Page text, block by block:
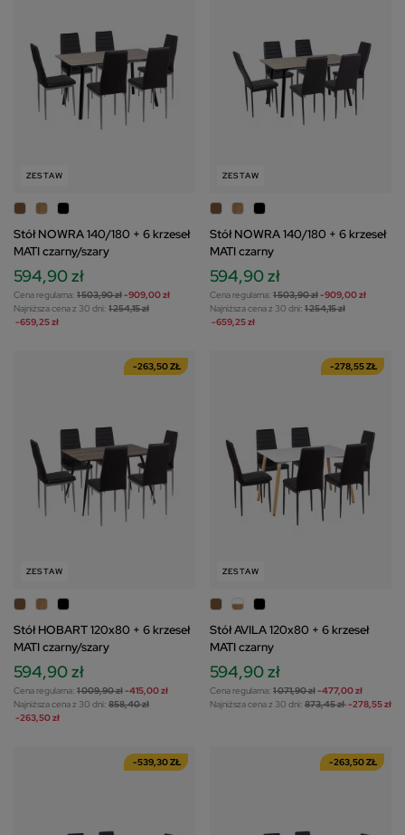
ZESTAW
Stół NOWRA 140/180 + 6 krzeseł
MATI czarny/szary
594,90 zł
Cena regularna: 1 503,90 zł-909,00 zł
Najniższa cena z 30 dni: 1 254,15 zł
-659,25 zł
ZESTAW
Stół NOWRA 140/180 + 6 krzeseł
MATI czarny
594,90 zł
Cena regularna: 1 503,90 zł-909,00 zł
Najniższa cena z 30 dni: 1 254,15 zł
-659,25 zł
-263,50 ZŁ
ZESTAW
Stół HOBART 120x80 + 6 krzeseł
MATI czarny/szary
594,90 zł
Cena regularna: 1 009,90 zł-415,00 zł
Najniższa cena z 30 dni: 858,40 zł
-263,50 zł
-278,55 ZŁ
ZESTAW
Stół AVILA 120x80 + 6 krzeseł
MATI czarny
594,90 zł
Cena regularna: 1 071,90 zł-477,00 zł
Najniższa cena z 30 dni: 873,45 zł-278,55 zł
-539,30 ZŁ -263,50 ZŁ